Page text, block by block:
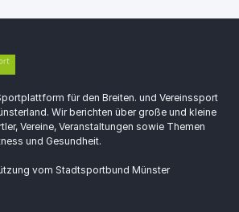
für den Breiten. und Vereinssport
Wir berichten über große und kleine
Vereine, Veranstaltungen sowie Themen
und Gesundheit.
vom Stadtsportbund Münster